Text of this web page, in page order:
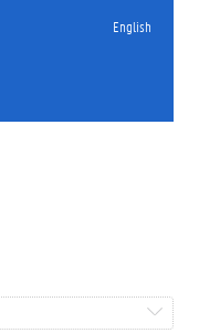
English